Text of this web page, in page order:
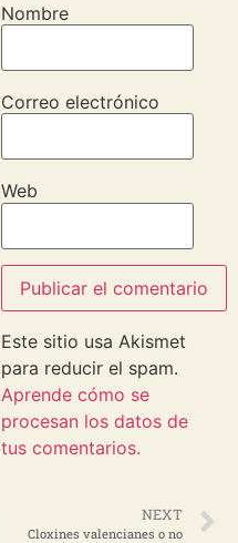
Nombre
Correo electrónico
Web
Este sitio usa Akismet
para reducir el spam.
Aprende cómo se
procesan los datos de
tus comentarios.
NEXT
Cloxines valencianes o no